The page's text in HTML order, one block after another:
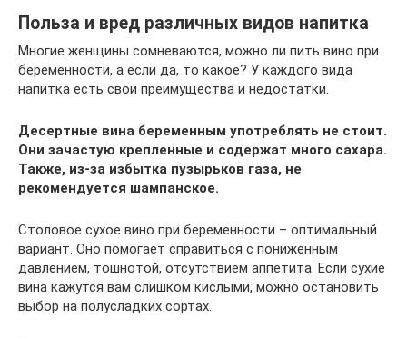
Польза и вред различных видов напитка
Многие женщины сомневаются, можно ли пить вино при
беременности, а если да, то какое? У каждого вида
напитка есть свои преимущества и недостатки.
Десертные вина беременным употреблять не стоит.
Они зачастую крепленные и содержат много сахара.
Также, из-за избытка пузырьков газа, не
рекомендуется шампанское.
Столовое сухое вино при беременности – оптимальный
вариант. Оно помогает справиться с пониженным
давлением, тошнотой, отсутствием аппетита. Если сухие
вина кажутся вам слишком кислыми, можно остановить
выбор на полусладких сортах.